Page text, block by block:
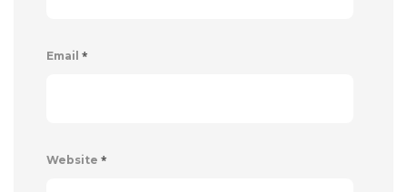
Email *
Website *